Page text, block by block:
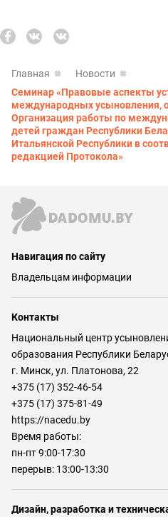
Главная
Новости
Семинар «Правовые аспекты
международных усыновления,
Организация работы по
детей граждан Республики
Итальянской Республики в
редакцией Протокола»
Навигация по сайту
Владельцам информации
Контакты
Национальный центр
образования Республики
г. Минск, ул. Платонова, 22
+375 (17) 352-46-54
+375 (17) 375-81-49
https://nacedu.by
Время работы:
пн-пт 9:00-17:30
перерыв: 13:00-13:30
Дизайн, разработка и